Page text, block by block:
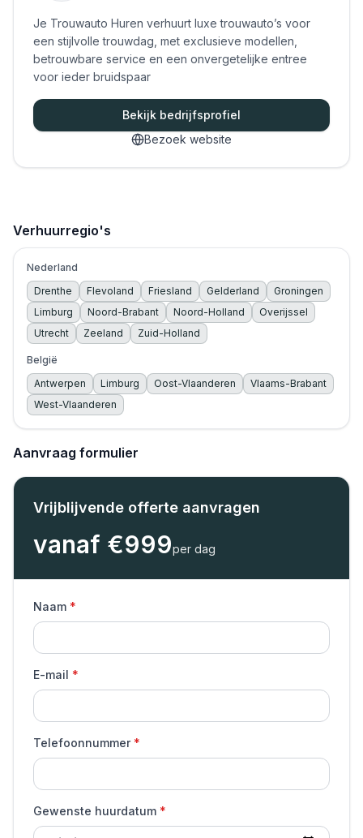
Je Trouwauto Huren verhuurt luxe trouwauto’s voor
een stijlvolle trouwdag, met exclusieve modellen,
betrouwbare service en een onvergetelijke entree
voor ieder bruidspaar
Bekijk bedrijfsprofiel
Bezoek website
Verhuurregio's
Nederland
Drenthe
Flevoland Friesland Gelderland
Groningen
Limburg
Noord-Brabant Noord-Holland
Overijssel
Utrecht
Zeeland Zuid-Holland
België
Antwerpen
Limburg Oost-Vlaanderen
Vlaams-Brabant
West-Vlaanderen
Aanvraag formulier
Vrijblijvende offerte aanvragen
vanaf €999per dag
Naam
E-mail
Telefoonnummer
Gewenste huurdatum